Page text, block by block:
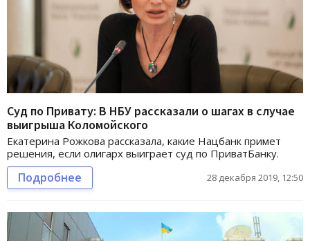
Суд по Привату: В НБУ рассказали о шагах в случае
выигрыша Коломойского
Екатерина Рожкова рассказала, какие Нацбанк примет
решения, если олигарх выиграет суд по ПриватБанку.
Подробнее 28 декабря 2019, 12:50